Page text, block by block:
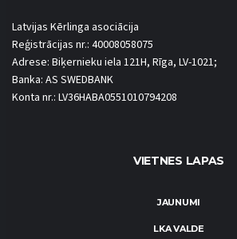
Latvijas Kērlinga asociācija
Reģistrācijas nr.: 40008058075
Adrese: Biķernieku iela 121H, Rīga, LV-1021;
Banka: AS SWEDBANK
Konta nr.: LV36HABA0551010794208
VIETNES LAPAS
JAUNUMI
LKA VALDE